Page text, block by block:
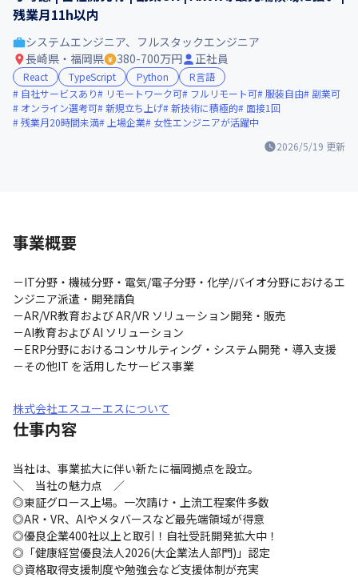
残業月11h以内
2026/5/19 更新
システムエンジニア、フルスタックエンジニア
長崎県・福岡県
380-700万円 正社員
React TypeScript Python
R言語
自社サービスあり
リモートワーク可 フルリモート可 服装自由
副業可
オンライン選考可 新規立ち上げ 新技術に積極的
面接1回
残業月20時間未満
上場企業 女性エンジニアが活躍中
事業概要
－IT分野・機械分野・電気/電子分野・化学/バイオ分野におけるエ
ンジニア派遣・開発請負
－AR/VR教育および AR/VR ソリューション開発・販売
－AI教育および AI ソリューション
－ERP分野におけるコンサルティング・システム開発・導入支援
－その他IT を活用したサービス事業
株式会社エスユーエスについて
仕事内容
当社は、事業拡大に伴い新たに福岡拠点を設立。
＼　当社の魅力点　／
◎東証グロース上場。一次請け・上流工程案件多数
◎AR・VR、AIやメタバースなど最先端領域が得意
◎優良企業400社以上と取引！自社受託開発拡大中！
◎「健康経営優良法人2026(大企業法人部門)」認定
◎資格取得支援制度や勉強会など支援体制が充実